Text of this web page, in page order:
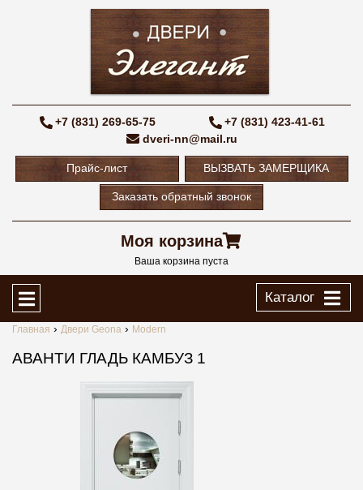
+7 (831) 269-65-75
+7 (831) 423-41-61
dveri-nn@mail.ru
Прайс-лист ВЫЗВАТЬ ЗАМЕРЩИКА
Заказать обратный звонок
Моя корзина
Ваша корзина пуста
Каталог
Главная Двери Geona Modern
АВАНТИ ГЛАДЬ КАМБУЗ 1